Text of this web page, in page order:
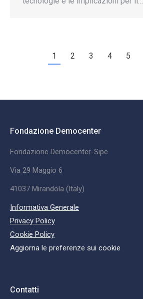
1 2 3 4 5
Fondazione Democenter
Fondazione Democenter-Sipe
Via 29 Maggio 6
41037 Mirandola (Italy)
Informativa Generale
Privacy Policy
Cookie Policy
Aggiorna le preferenze sui cookie
Contatti